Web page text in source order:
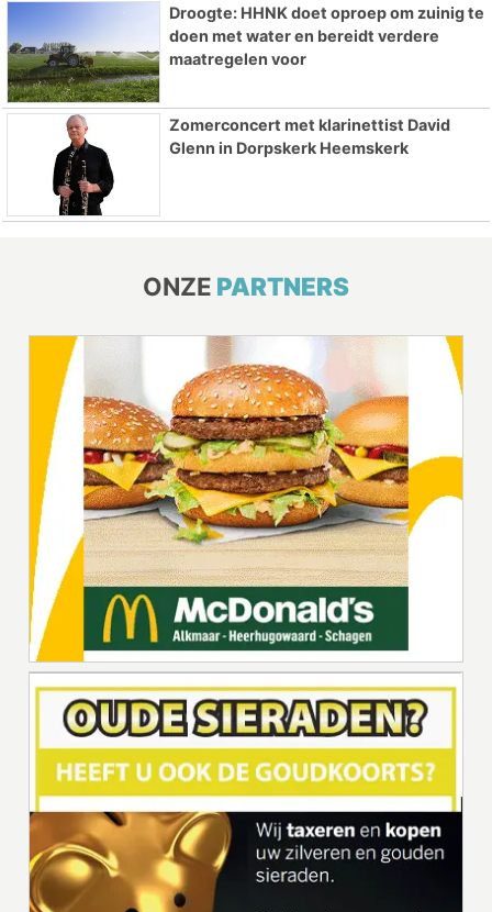
Droogte: HHNK doet oproep om zuinig te
doen met water en bereidt verdere
maatregelen voor
Zomerconcert met klarinettist David
Glenn in Dorpskerk Heemskerk
ONZE PARTNERS